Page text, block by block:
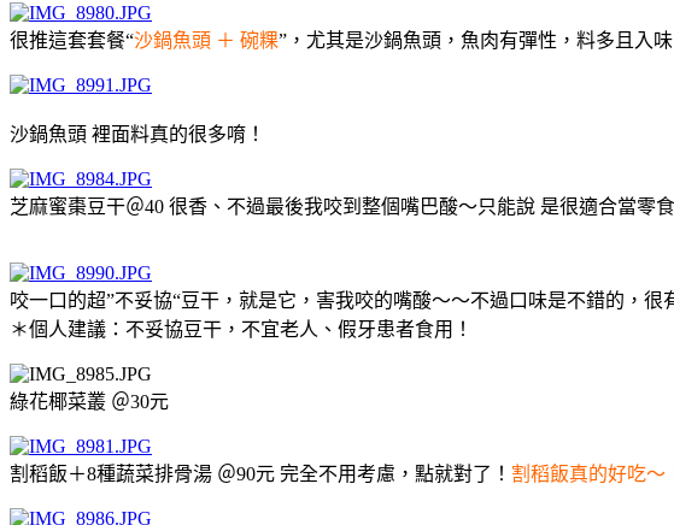
很推這套套餐“沙鍋魚頭 ＋ 碗粿”，尤其是沙鍋魚頭，魚肉有彈性，料多且入味
沙鍋魚頭 裡面料真的很多唷！
芝麻蜜棗豆干＠40 很香、不過最後我咬到整個嘴巴酸～只能說 是很適合當零
咬一口的超”不妥協“豆干，就是它，害我咬的嘴酸～～不過口味是不錯的，很
＊個人建議：不妥協豆干，不宜老人、假牙患者食用！
綠花椰菜叢 ＠30元
割稻飯＋8種蔬菜排骨湯 ＠90元 完全不用考慮，點就對了！ 割稻飯真的好吃～